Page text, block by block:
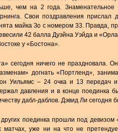
чем на 2 года.
Свои поздравления
майка Зо с номером 33. Правда,
42 балла Дуэйна Уэйда и
у «Бостона».
сегодня ничего не праздновала.
догнать «Портленд»,
Уильямс – 24 очка и 13 передач
давления и в конце поединка
дабл-даблов. Дэвид Ли сегодня
поединка прошли под девизом
матчах, уже ни на что не